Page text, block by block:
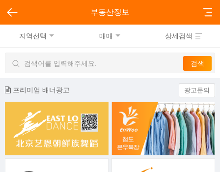
부동산정보
지역선택 매매 상세검색
프리미엄 배너광고 광고문의